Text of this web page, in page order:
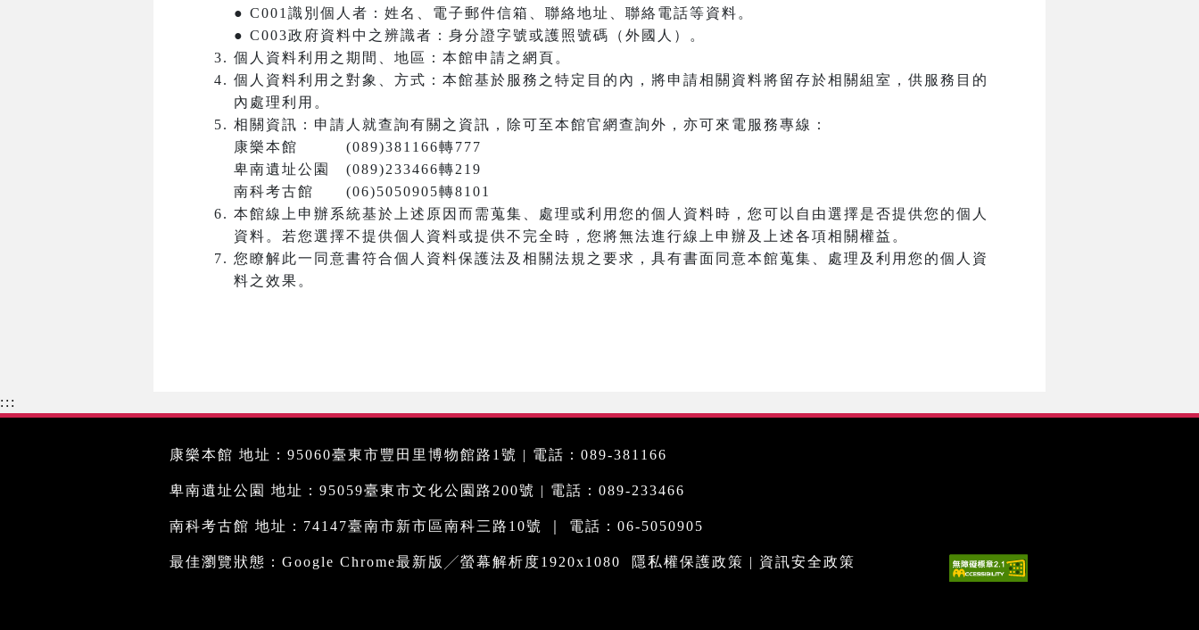
● C001識別個人者：姓名、電子郵件信箱、聯絡地址、聯絡電話等資料。
● C003政府資料中之辨識者：身分證字號或護照號碼（外國人）。
個人資料利用之期間、地區：本館申請之網頁。
個人資料利用之對象、方式：本館基於服務之特定目的內，將申請相關資料將留存於相關組室，供服務目的
內處理利用。
相關資訊：申請人就查詢有關之資訊，除可至本館官網查詢外，亦可來電服務專線：
康樂本館 (089)381166轉777
卑南遺址公園 (089)233466轉219
南科考古館 (06)5050905轉8101
本館線上申辦系統基於上述原因而需蒐集、處理或利用您的個人資料時，您可以自由選擇是否提供您的個人
資料。若您選擇不提供個人資料或提供不完全時，您將無法進行線上申辦及上述各項相關權益。
您瞭解此一同意書符合個人資料保護法及相關法規之要求，具有書面同意本館蒐集、處理及利用您的個人資
料之效果。
:::
康樂本館 地址：95060臺東市豐田里博物館路1號 | 電話：089-381166
卑南遺址公園 地址：95059臺東市文化公園路200號 | 電話：089-233466
南科考古館 地址：74147臺南市新市區南科三路10號 ｜ 電話：06-5050905
最佳瀏覽狀態：Google Chrome最新版╱螢幕解析度1920x1080 隱私權保護政策 | 資訊安全政策